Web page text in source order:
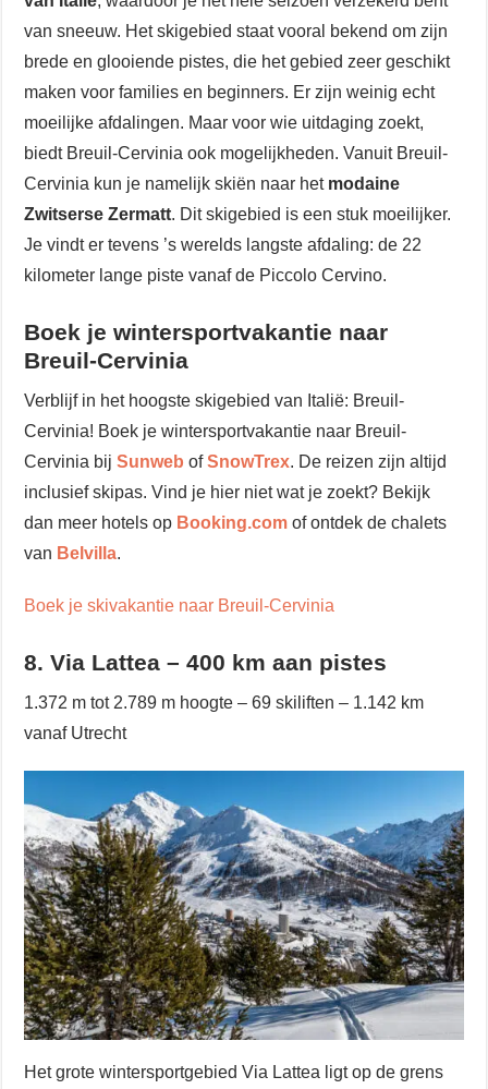
van sneeuw. Het skigebied staat vooral bekend om zijn
brede en glooiende pistes, die het gebied zeer geschikt
maken voor families en beginners. Er zijn weinig echt
moeilijke afdalingen. Maar voor wie uitdaging zoekt,
biedt Breuil-Cervinia ook mogelijkheden. Vanuit Breuil-
Cervinia kun je namelijk skiën naar het modaine
Zwitserse Zermatt. Dit skigebied is een stuk moeilijker.
Je vindt er tevens ’s werelds langste afdaling: de 22
kilometer lange piste vanaf de Piccolo Cervino.
Boek je wintersportvakantie naar
Breuil-Cervinia
Verblijf in het hoogste skigebied van Italië: Breuil-
Cervinia! Boek je wintersportvakantie naar Breuil-
Cervinia bijSunweb ofSnowTrex. De reizen zijn altijd
inclusief skipas. Vind je hier niet wat je zoekt? Bekijk
dan meer hotels op Booking.com of ontdek de chalets
van Belvilla.
Boek je skivakantie naar Breuil-Cervinia
8. Via Lattea – 400 km aan pistes
1.372 m tot 2.789 m hoogte – 69 skiliften – 1.142 km
vanaf Utrecht
Het grote wintersportgebied Via Lattea ligt op de grens